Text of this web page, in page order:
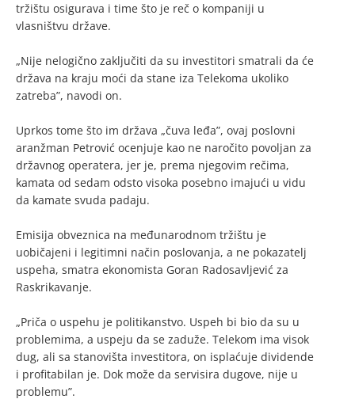
tržištu osigurava i time što je reč o kompaniji u
vlasništvu države.
„Nije nelogično zaključiti da su investitori smatrali da će
država na kraju moći da stane iza Telekoma ukoliko
zatreba”, navodi on.
Uprkos tome što im država „čuva leđa”, ovaj poslovni
aranžman Petrović ocenjuje kao ne naročito povoljan za
državnog operatera, jer je, prema njegovim rečima,
kamata od sedam odsto visoka posebno imajući u vidu
da kamate svuda padaju.
Emisija obveznica na međunarodnom tržištu je
uobičajeni i legitimni način poslovanja, a ne pokazatelj
uspeha, smatra ekonomista Goran Radosavljević za
Raskrikavanje.
„Priča o uspehu je politikanstvo. Uspeh bi bio da su u
problemima, a uspeju da se zaduže. Telekom ima visok
dug, ali sa stanovišta investitora, on isplaćuje dividende
i profitabilan je. Dok može da servisira dugove, nije u
problemu”.